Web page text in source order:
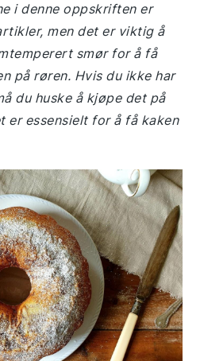
i denne oppskriften er
men det er viktig å
smør for å få
på røren. Hvis du ikke har
du huske å kjøpe det på
er essensielt for å få kaken